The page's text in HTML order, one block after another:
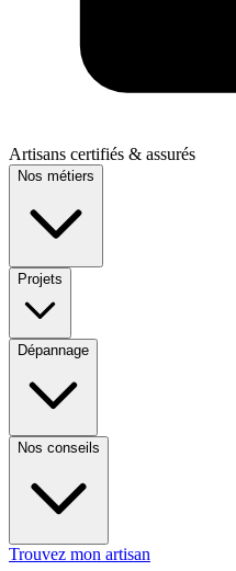
Artisans certifiés & assurés
Nos métiers
Projets
Dépannage
Nos conseils
Trouvez mon artisan